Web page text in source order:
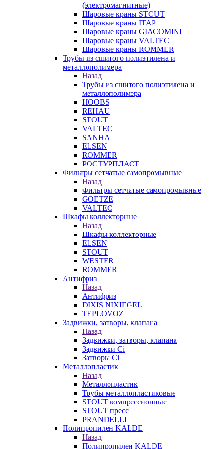
(электромагнитные)
Шаровые краны STOUT
Шаровые краны ITAP
Шаровые краны GIACOMINI
Шаровые краны VALTEC
Шаровые краны ROMMER
Трубы из сшитого полиэтилена и
металлополимера
Назад
Трубы из сшитого полиэтилена и
металлополимера
HOOBS
REHAU
STOUT
VALTEC
SANHA
ELSEN
ROMMER
РОСТУРПЛАСТ
Фильтры сетчатые самопромывные
Назад
Фильтры сетчатые самопромывные
GOETZE
VALTEC
Шкафы коллекторные
Назад
Шкафы коллекторные
ELSEN
STOUT
WESTER
ROMMER
Антифриз
Назад
Антифриз
DIXIS NIXIEGEL
TEPLOVOZ
Задвижки, затворы, клапана
Назад
Задвижки, затворы, клапана
Задвижки Ci
Затворы Ci
Металлопластик
Назад
Металлопластик
Трубы металлопластиковые
STOUT компрессионные
STOUT пресс
PRANDELLI
Полипропилен KALDE
Назад
Полипропилен KALDE